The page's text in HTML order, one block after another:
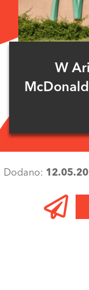
W
Dodano: